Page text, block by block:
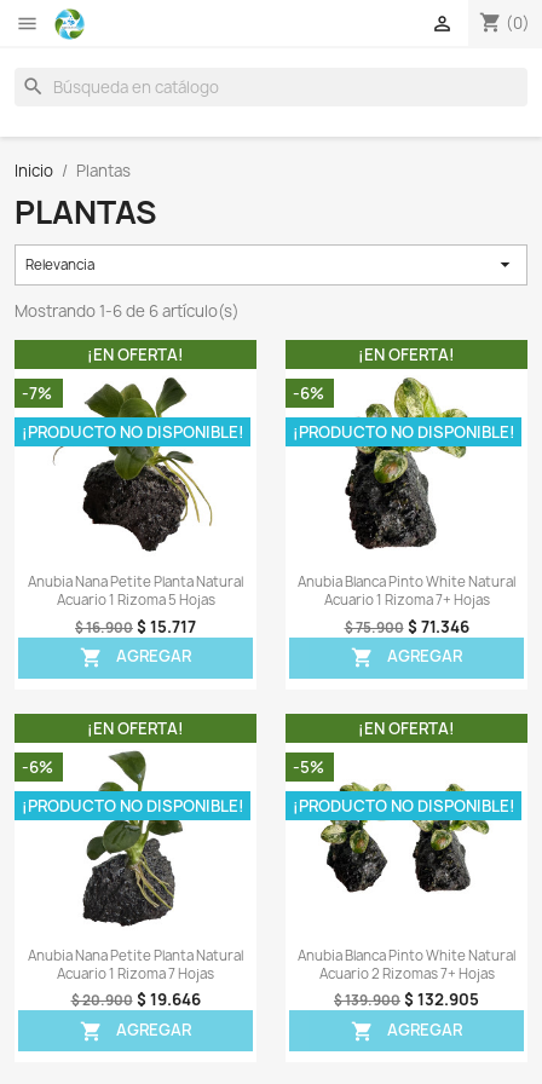

Inicio Plantas
PLANTAS
Mostrando 1-6 de 6 artículo(s)
Anubia Nana Petite Planta Natural
Acuario 1 Rizoma 5 Hojas
$ 16.900
 AGREGAR
¡EN OFERTA!
¡PRODUCTO NO DISPONIBLE!
Anubia Blanca Pinto
Acuario 1
$ 75.900

¡EN
-6%
¡PRODUCTO NO
¡EN OFERTA!
-6%
¡PRODUCTO NO DISPONIBLE!
-5%
¡PRODUCTO NO